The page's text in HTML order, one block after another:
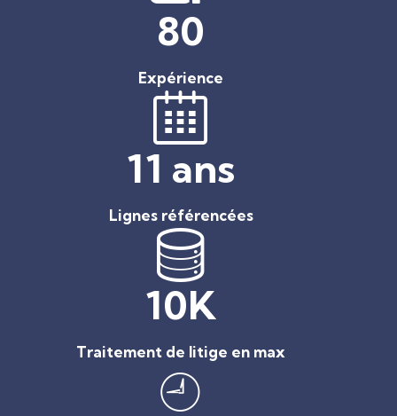
80
Expérience
11 ans
Lignes référencées
10K
Traitement de litige en max